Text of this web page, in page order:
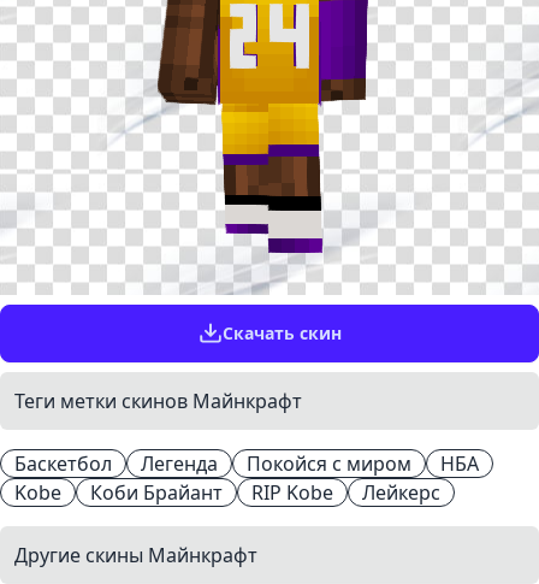
Скачать скин
Теги метки скинов Майнкрафт
Баскетбол Легенда Покойся с миром
НБА
Kobe
Коби Брайант RIP Kobe Лейкерс
Другие скины Майнкрафт